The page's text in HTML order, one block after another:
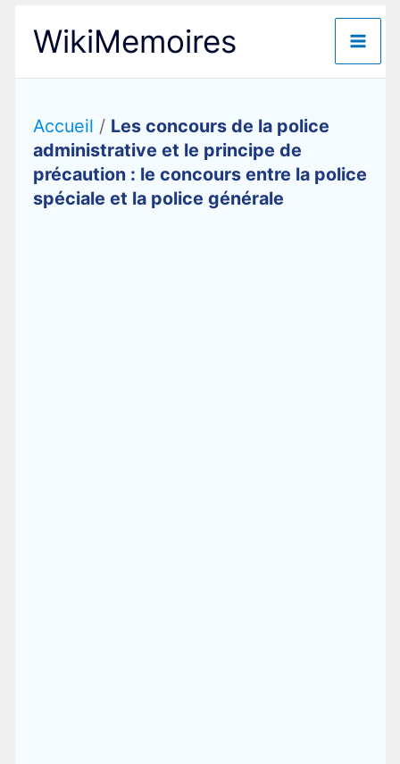
contenu
WikiMemoires
Accueil / Les concours de la police
administrative et le principe de
précaution : le concours entre la police
spéciale et la police générale